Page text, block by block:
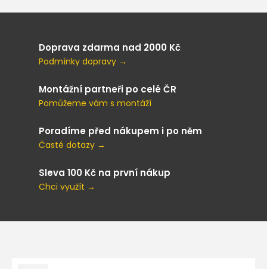
Doprava zdarma nad 2000 Kč
Podmínky dopravy →
Montážní partneři po celé ČR
Pomůžeme vám s montáží
Poradíme před nákupem i po něm
Časté dotazy →
Sleva 100 Kč na první nákup
Chci využít →